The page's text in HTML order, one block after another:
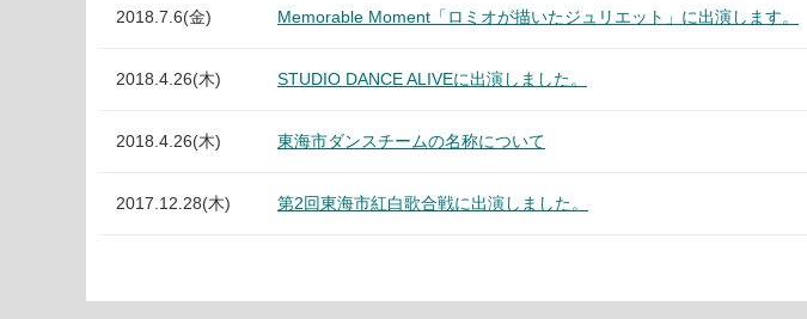
2018.7.6(金) Memorable Moment「ロミオが描いたジュリエット」に出演します。
2018.4.26(木) STUDIO DANCE ALIVEに出演しました。
2018.4.26(木) 東海市ダンスチームの名称について
2017.12.28(木) 第2回東海市紅白歌合戦に出演しました。